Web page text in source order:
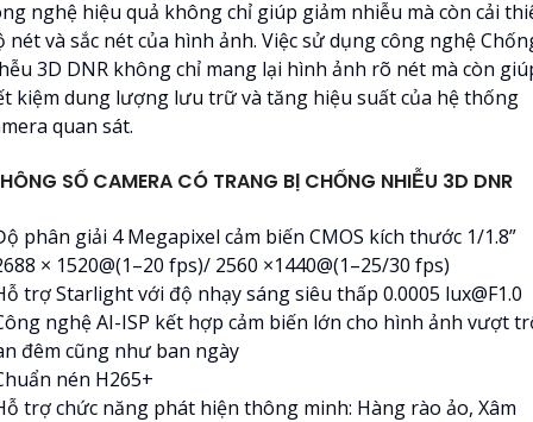
nghệ hiệu quả không chỉ giúp giảm nhiễu mà còn cải
nét và sắc nét của hình ảnh. Việc sử dụng công nghệ
3D DNR không chỉ mang lại hình ảnh rõ nét mà còn
kiệm dung lượng lưu trữ và tăng hiệu suất của hệ thống
quan sát.
SỐ CAMERA CÓ TRANG BỊ CHỐNG NHIỄU 3D DNR
phân giải 4 Megapixel cảm biến CMOS kích thước 1/1.8”
× 1520@(1–20 fps)/ 2560 ×1440@(1–25/30 fps)
trợ Starlight với độ nhạy sáng siêu thấp 0.0005 lux@F1.0
nghệ AI-ISP kết hợp cảm biến lớn cho hình ảnh vượt
đêm cũng như ban ngày
nén H265+
trợ chức năng phát hiện thông minh: Hàng rào ảo, Xâm